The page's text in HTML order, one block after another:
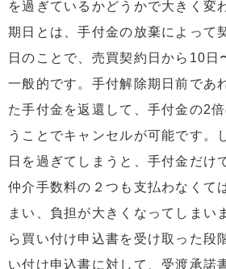
を過ぎているかどうかで大きく変
期日とは、手付金の放棄によって
日のことで、売買契約日から10日
一般的です。手付解除期日前であ
た手付金を返還して、手付金の2
うことでキャンセルが可能です。
日を過ぎてしまうと、手付金だけ
仲介手数料の２つも支払わなくて
まい、負担が大きくなってしまい
ら買い付け申込書を受け取った段
い付け申込書に対して、受渡承諾